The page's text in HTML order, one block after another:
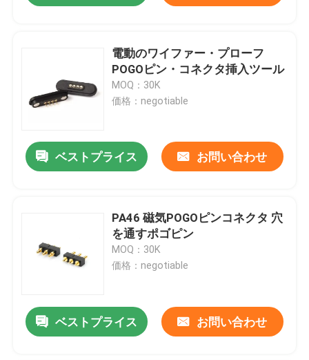
電動のワイファー・プローフ
POGOピン・コネクタ挿入ツール
MOQ：30K
価格：negotiable
ベストプライス お問い合わせ
PA46 磁気POGOピンコネクタ 穴
を通すポゴピン
MOQ：30K
価格：negotiable
ベストプライス お問い合わせ